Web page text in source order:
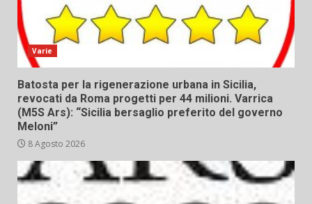
Varie
Batosta per la rigenerazione urbana in Sicilia,
revocati da Roma progetti per 44 milioni. Varrica
(M5S Ars): “Sicilia bersaglio preferito del governo
Meloni”
8 Agosto 2026